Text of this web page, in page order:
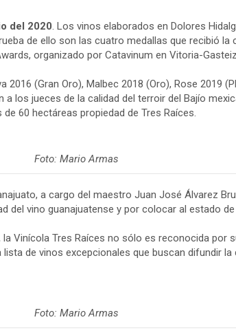
del 2020. Los vinos elaborados en Dolores
de ello son las cuatro medallas que recibió la
organizado por Catavinum en Vitoria-
2016 (Gran Oro), Malbec 2018 (Oro), Rose 2019
los jueces de la calidad del terroir del Bajío
60 hectáreas propiedad de Tres Raíces.
Foto: Mario Armas
a cargo del maestro Juan José Álvarez
del vino guanajuatense y por colocar al estado
Vinícola Tres Raíces no sólo es reconocida por
de vinos excepcionales que buscan difundir la
Foto: Mario Armas